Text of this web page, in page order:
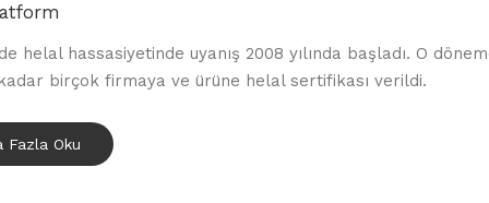
helal hassasiyetinde uyanış 2008 yılında başladı. O
birçok firmaya ve ürüne helal sertifikası verildi.
Fazla Oku